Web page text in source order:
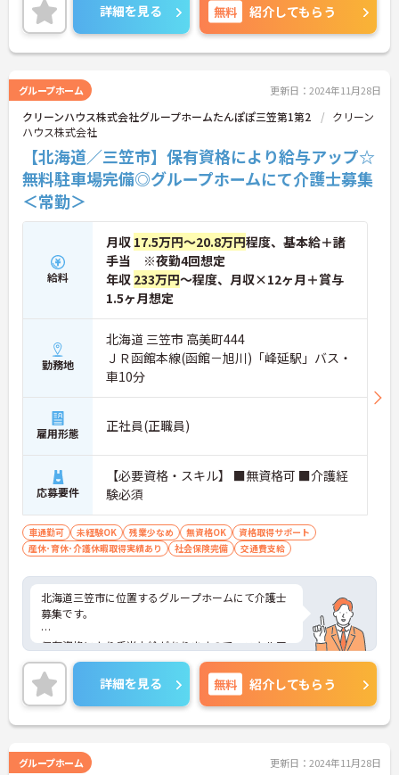
詳細を見る 無料 紹介してもらう
グループホーム 更新日：2024年11月28日
クリーンハウス株式会社グループホームたんぽぽ三笠第1第2
クリーン
ハウス株式会社
【北海道／三笠市】保有資格により給与アップ☆
無料駐車場完備◎グループホームにて介護士募集
＜常勤＞
給料
月収 17.5万円～20.8万円程度、基本給＋諸
手当 ※夜勤4回想定
年収 233万円～程度、月収×12ヶ月＋賞与
1.5ヶ月想定
勤務地
北海道 三笠市 高美町444
ＪＲ函館本線(函館－旭川)「峰延駅」バス・
車10分
雇用形態 正社員(正職員)
応募要件
【必要資格・スキル】 ■無資格可 ■介護経
験必須
車通勤可 未経験OK 残業少なめ 無資格OK
資格取得サポート
産休･育休･介護休暇取得実績あり
社会保険完備 交通費支給
北海道三笠市に位置するグループホームにて介護士
募集です。
保有資格により手当支給がありますので、スキルア
ップのためのモチベーションに繋がります。
ご興味のある方には、面接対策ポイントなど、さら
に詳細をお話いたしますので、お気軽にご相談くだ
さい。
詳細を見る 無料 紹介してもらう
グループホーム 更新日：2024年11月28日